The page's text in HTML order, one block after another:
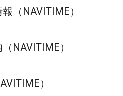
（NAVITIME）
NAVITIME）
）